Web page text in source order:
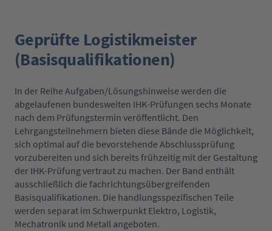
Geprüfte Logistikmeister
(Basisqualifikationen)
In der Reihe Aufgaben/Lösungshinweise werden die
abgelaufenen bundesweiten IHK-Prüfungen sechs Monate
nach dem Prüfungstermin veröffentlicht. Den
Lehrgangsteilnehmern bieten diese Bände die Möglichkeit,
sich optimal auf die bevorstehende Abschlussprüfung
vorzubereiten und sich bereits frühzeitig mit der Gestaltung
der IHK-Prüfung vertraut zu machen. Der Band enthält
ausschließlich die fachrichtungsübergreifenden
Basisqualifikationen. Die handlungsspezifischen Teile
werden separat im Schwerpunkt Elektro, Logistik,
Mechatronik und Metall angeboten.